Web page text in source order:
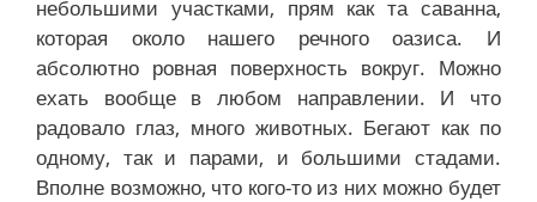
небольшими участками, прям как та саванна,
которая около нашего речного оазиса. И
абсолютно ровная поверхность вокруг. Можно
ехать вообще в любом направлении. И что
радовало глаз, много животных. Бегают как по
одному, так и парами, и большими стадами.
Вполне возможно, что кого-то из них можно будет